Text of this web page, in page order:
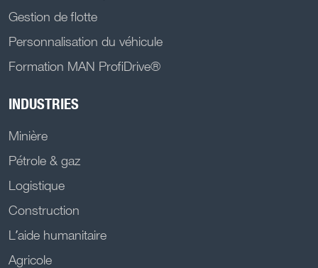
Gestion de flotte
Personnalisation du véhicule
Formation MAN ProfiDrive®
INDUSTRIES
Minière
Pétrole & gaz
Logistique
Construction
L’aide humanitaire
Agricole